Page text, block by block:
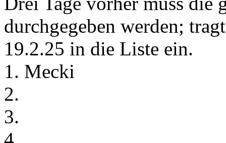
durchgegeben werden;
19.2.25 in die Liste ein.
1. Mecki
2.
3.